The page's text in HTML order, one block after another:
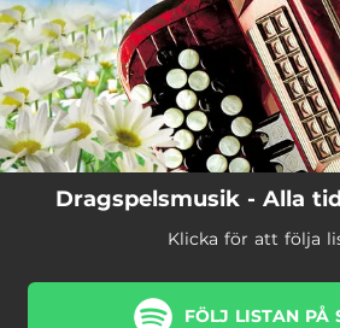
Dragspelsmusik - Alla
Klicka för att följa
FÖLJ LISTAN PÅ